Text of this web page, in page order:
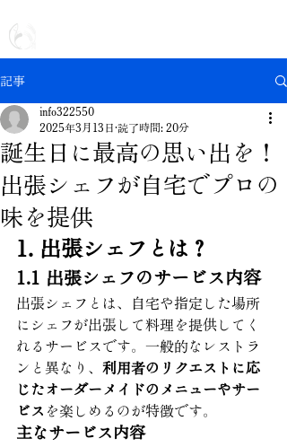
記事
誕生日に最高の思い出を！
出張シェフが自宅でプロの
味を提供
info322550
2025年3月13日 読了時間: 20分
1. 出張シェフとは？
1.1 出張シェフのサービス内容
出張シェフとは、自宅や指定した場所
にシェフが出張して料理を提供してく
れるサービスです。一般的なレストラ
ンと異なり、 利用者のリクエストに応
じたオーダーメイドのメニューやサー
ビス を楽しめるのが特徴です。
主なサービス内容